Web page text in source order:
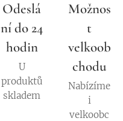
Odeslá
ní do 24
hodin
U
produktů
skladem
Možnos
t
velkoob
chodu
Nabízíme
i
velkoobc